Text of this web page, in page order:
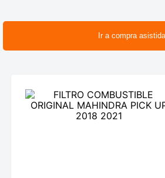
Ir a compra asistida